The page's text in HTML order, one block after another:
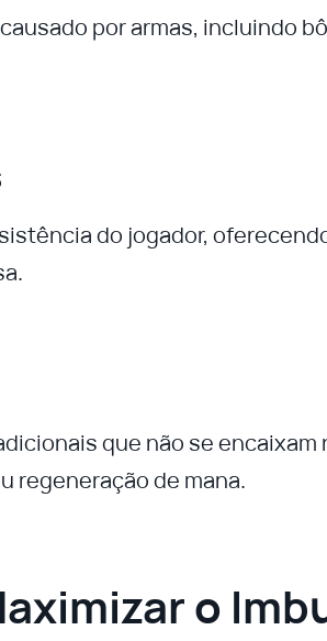
por armas, incluindo
do jogador,
que não se encaixam
regeneração de mana.
o